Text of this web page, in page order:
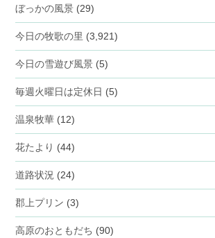
ぼっかの風景 (29)
今日の牧歌の里 (3,921)
今日の雪遊び風景 (5)
毎週火曜日は定休日 (5)
温泉牧華 (12)
花たより (44)
道路状況 (24)
郡上プリン (3)
高原のおともだち (90)